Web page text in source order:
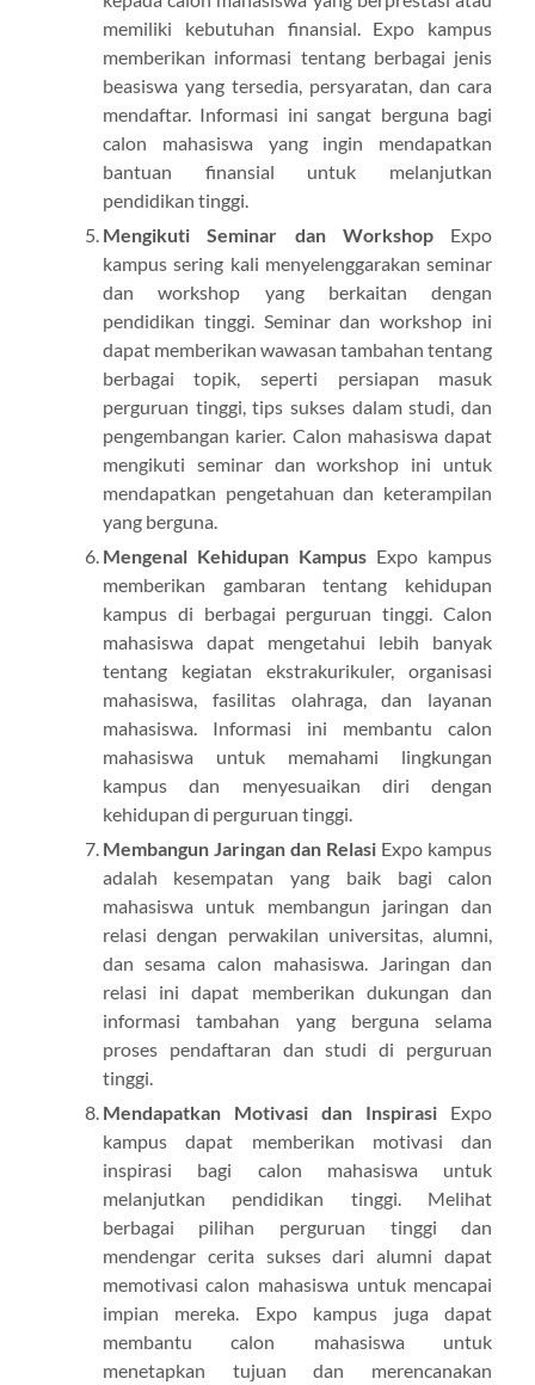
memiliki kebutuhan finansial. Expo kampus
memberikan informasi tentang berbagai jenis
beasiswa yang tersedia, persyaratan, dan cara
mendaftar. Informasi ini sangat berguna bagi
calon mahasiswa yang ingin mendapatkan
bantuan finansial untuk melanjutkan
pendidikan tinggi.
Mengikuti Seminar dan WorkshopExpo
kampus sering kali menyelenggarakan seminar
dan workshop yang berkaitan dengan
pendidikan tinggi. Seminar dan workshop ini
dapat memberikan wawasan tambahan tentang
berbagai topik, seperti persiapan masuk
perguruan tinggi, tips sukses dalam studi, dan
pengembangan karier. Calon mahasiswa dapat
mengikuti seminar dan workshop ini untuk
mendapatkan pengetahuan dan keterampilan
yang berguna.
Mengenal Kehidupan Kampus Expo kampus
memberikan gambaran tentang kehidupan
kampus di berbagai perguruan tinggi. Calon
mahasiswa dapat mengetahui lebih banyak
tentang kegiatan ekstrakurikuler, organisasi
mahasiswa, fasilitas olahraga, dan layanan
mahasiswa. Informasi ini membantu calon
mahasiswa untuk memahami lingkungan
kampus dan menyesuaikan diri dengan
kehidupan di perguruan tinggi.
Membangun Jaringan dan Relasi Expo kampus
adalah kesempatan yang baik bagi calon
mahasiswa untuk membangun jaringan dan
relasi dengan perwakilan universitas, alumni,
dan sesama calon mahasiswa. Jaringan dan
relasi ini dapat memberikan dukungan dan
informasi tambahan yang berguna selama
proses pendaftaran dan studi di perguruan
tinggi.
Mendapatkan Motivasi dan Inspirasi Expo
kampus dapat memberikan motivasi dan
inspirasi bagi calon mahasiswa untuk
melanjutkan pendidikan tinggi. Melihat
berbagai pilihan perguruan tinggi dan
mendengar cerita sukses dari alumni dapat
memotivasi calon mahasiswa untuk mencapai
impian mereka. Expo kampus juga dapat
membantu calon mahasiswa untuk
menetapkan tujuan dan merencanakan